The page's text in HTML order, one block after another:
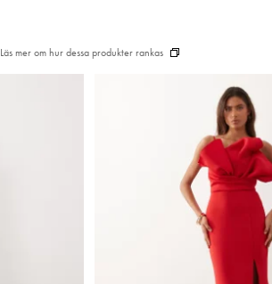
Läs mer om hur dessa produkter rankas